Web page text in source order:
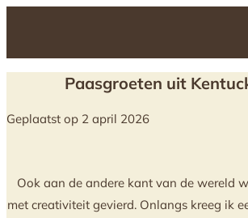
Paasgroeten uit
Geplaatst op 2 april 2026
Ook aan de andere kant van de wereld
met creativiteit gevierd. Onlangs kreeg ik